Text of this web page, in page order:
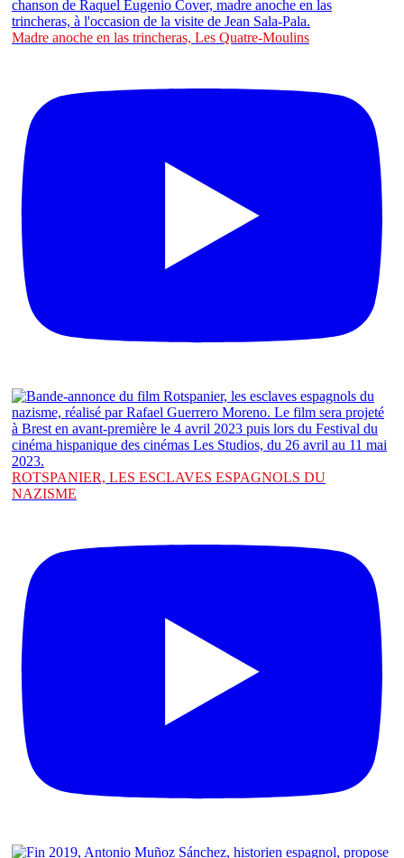
Madre anoche en las trincheras, Les Quatre-Moulins
ROTSPANIER, LES ESCLAVES ESPAGNOLS DU
NAZISME